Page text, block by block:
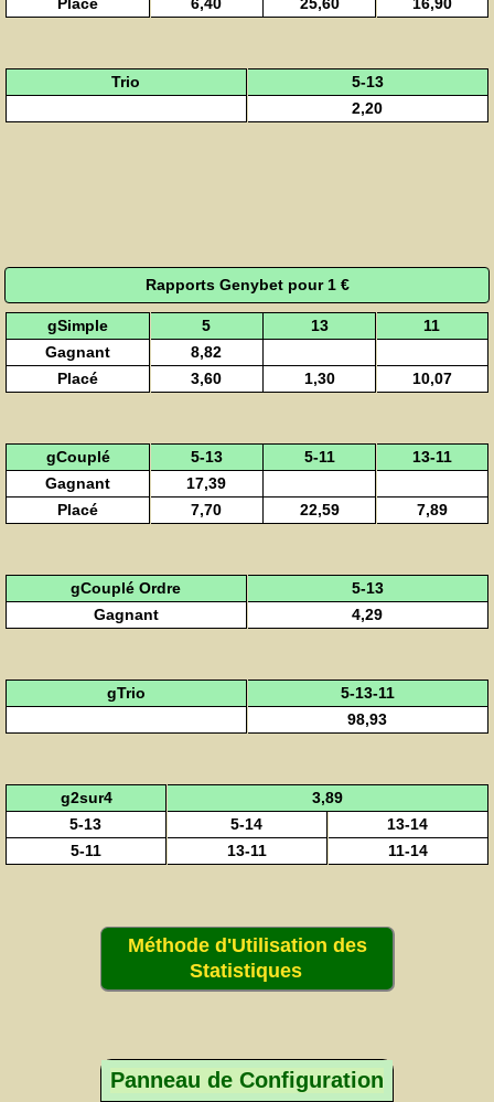
Placé 6,40 25,60 16,90
Trio
5-13
2,20
Rapports Genybet pour 1 €
gSimple 5 13
11
Gagnant
8,82
Placé
3,60 1,30 10,07
gCouplé 5-13 5-11
13-11
Gagnant
17,39
Placé
7,70 22,59 7,89
gCouplé Ordre
5-13
Gagnant
4,29
gTrio
5-13-11
98,93
g2sur4
3,89
5-13
5-14
13-14
5-11
13-11 11-14
Méthode d'Utilisation des
Statistiques
Panneau de Configuration